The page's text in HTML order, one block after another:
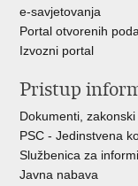
e-savjetovanja
Portal otvorenih
Izvozni portal
Pristup
Dokumenti,
PSC - Jedinstvena
Službenica za
Javna nabava